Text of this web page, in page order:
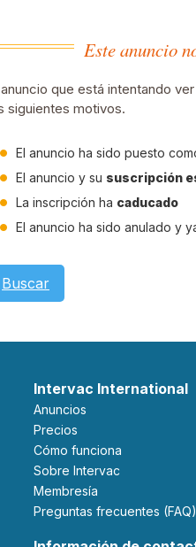
Este anuncio
que está intentando
siguientes motivos.
El anuncio ha sido puesto
El anuncio y su suscripción
La inscripción ha caducado
El anuncio ha sido anulado y
Buscar
Intervac International
Anuncios
Precios
Cómo funciona
Sobre Intervac
Membresía
Preguntas frecuentes (FAQ)